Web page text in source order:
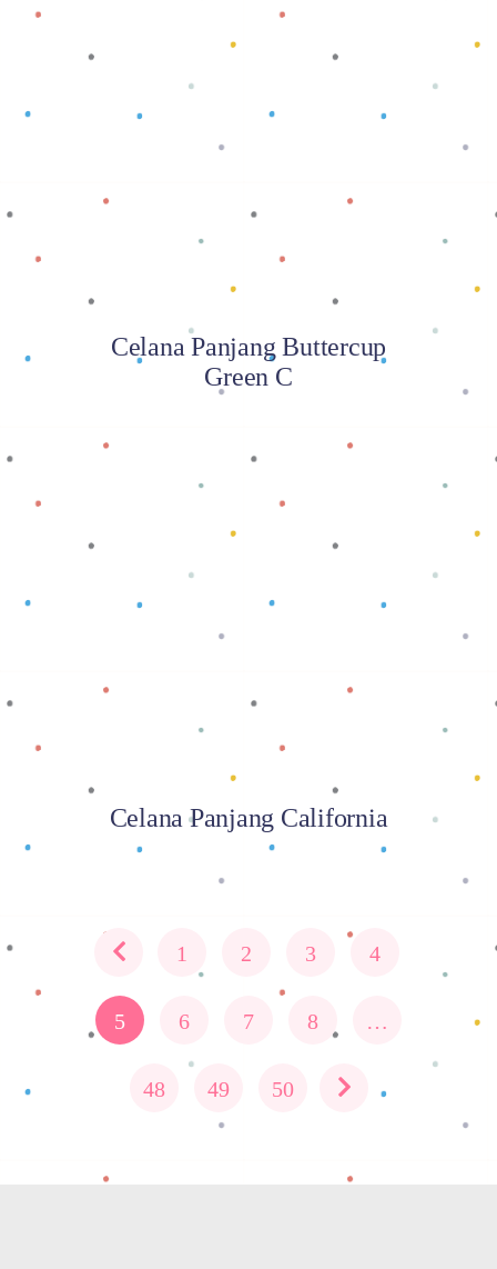
Baca selengkapnya
Celana Panjang Buttercup
Green C
Baca selengkapnya
Celana Panjang California
1 2 3 4
5 6 7 8 …
48 49 50